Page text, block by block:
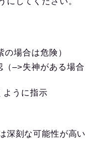
場合は危険）
–>失神がある場合
ように指示
深刻な可能性が高い